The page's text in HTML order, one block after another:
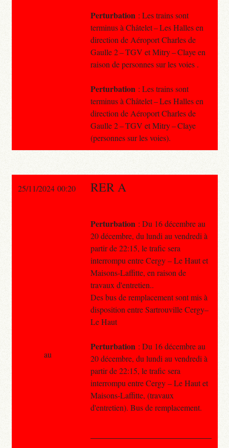
Perturbation : Les trains sont
terminus à Châtelet – Les Halles en
direction de Aéroport Charles de
Gaulle 2 – TGV et Mitry – Claye en
raison de personnes sur les voies .
Perturbation : Les trains sont
terminus à Châtelet – Les Halles en
direction de Aéroport Charles de
Gaulle 2 – TGV et Mitry – Claye
(personnes sur les voies).
25/11/2024 00:20 RER A
Perturbation : Du 16 décembre au
20 décembre, du lundi au vendredi à
partir de 22:15, le trafic sera
interrompu entre Cergy – Le Haut et
Maisons-Laffitte, en raison de
travaux d'entretien..
Des bus de remplacement sont mis à
disposition entre Sartrouville Cergy–
Le Haut
Perturbation : Du 16 décembre au
20 décembre, du lundi au vendredi à
partir de 22:15, le trafic sera
interrompu entre Cergy – Le Haut et
Maisons-Laffitte, (travaux
d'entretien). Bus de remplacement.
au